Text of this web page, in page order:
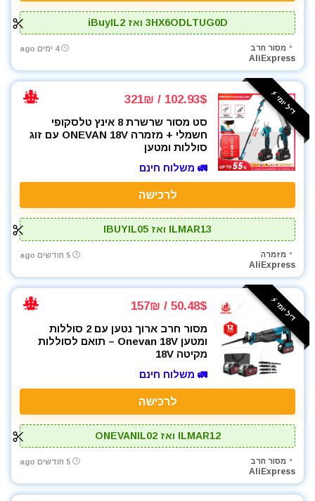
גנרטורים ותחנות כח
חומרי הדבקה ואיטום
טרימר / ראוטר
כלי אינסטלציה
כלי גינון
כלי מדידה
כלים ידניים
כלים לחשמלאים
כרסומים לטרימר / ראוטר
מברגונים נטענים
מברגות מקדחות ומברגונים
מברגים
מברגת אימפקט
מברגת פוטר קלאץ'
מדחס / קומפרסור
מולטיטול
מזמרה
מטען סוללות לרכב
מטענים
מכונת שטיפה בלחץ
מלטשת / משייפת
3HX6ODLTUG0D ואז iBuyIL2
מסור חרב
AliExpress
4 ימים ago
דיל יומי ⚡️ 102.93$ / 321₪
סט מסור שרשרת 8 אינץ טלסקופי
חשמלי + מזמרה ONEVAN 18V עם זוג
סוללות ומטען
🚛 משלוח חינם
לרכישה
ILMAR13 ואז IBUYIL05
מזמרה
AliExpress
5 חודשים ago
דיל יומי ⚡️ 50.48$ / 157₪
מסור חרב ארוך נטען עם 2 סוללות
ומטען Onevan 18V – תואם לסוללות
מקיטה 18V
🚛 משלוח חינם
לרכישה
ILMAR12 ואז ONEVANIL02
מסור חרב
AliExpress
5 חודשים ago